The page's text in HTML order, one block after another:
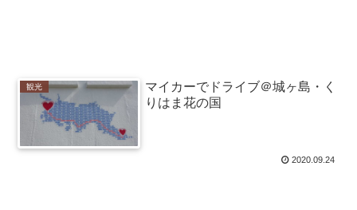
観光
マイカーでドライブ＠城ヶ島・く
りはま花の国
2020.09.24